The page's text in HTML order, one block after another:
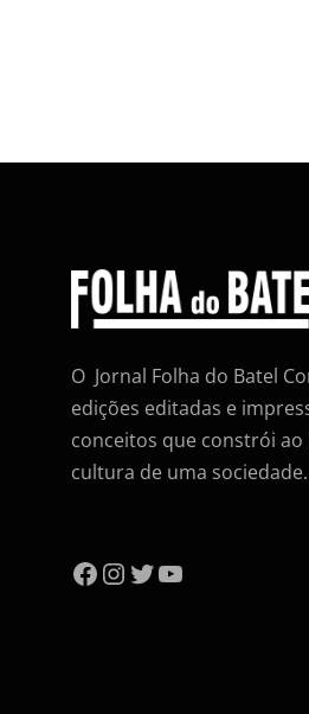
O Jornal Folha do Batel
edições editadas e
conceitos que constrói
cultura de uma sociedade.
Facebook
Instagram
Twitter
YouTube